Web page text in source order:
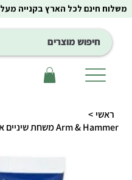
משלוח חינם לכל הארץ בקנייה מעל
ראשי >
Arm & Hammer משחת שיניים אנזימטית לכלבים בטעם בקר